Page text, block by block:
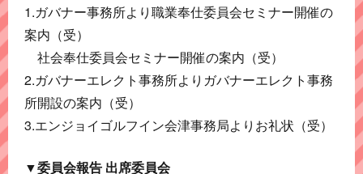
1.ガバナー事務所より職業奉仕委員会セミナー開催の
案内（受）
社会奉仕委員会セミナー開催の案内（受）
2.ガバナーエレクト事務所よりガバナーエレクト事務
所開設の案内（受）
3.エンジョイゴルフイン会津事務局よりお礼状（受）
▼委員会報告 出席委員会